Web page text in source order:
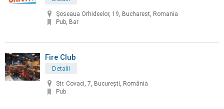
Șoseaua Orhideelor, 19, Bucharest, Romania
Pub, Bar
Fire Club
Detalii
Str. Covaci, 7, București, România
Pub